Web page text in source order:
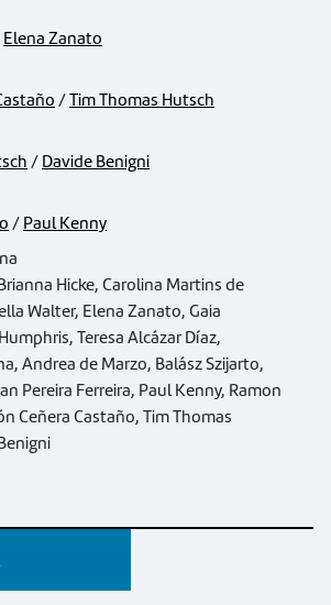
Elena Zanato
/Tim Thomas Hutsch
/ Davide Benigni
/
Paul Kenny
Hicke, Carolina Martins de
Walter, Elena Zanato, Gaia
Teresa Alcázar Díaz,
Andrea de Marzo, Balász Szijarto,
Pereira Ferreira, Paul Kenny, Ramon
Ceñera Castaño, Tim Thomas